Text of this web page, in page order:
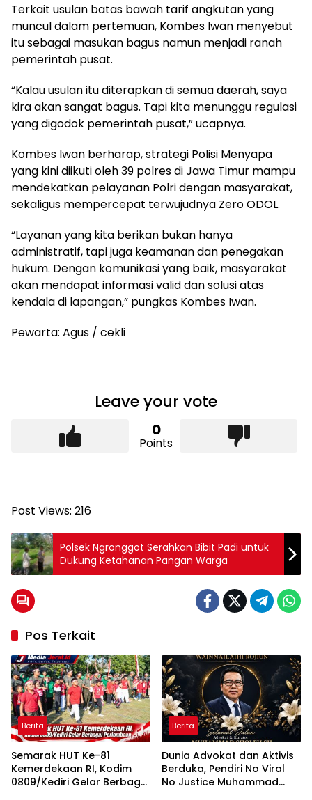
Terkait usulan batas bawah tarif angkutan yang
muncul dalam pertemuan, Kombes Iwan menyebut
itu sebagai masukan bagus namun menjadi ranah
pemerintah pusat.
“Kalau usulan itu diterapkan di semua daerah, saya
kira akan sangat bagus. Tapi kita menunggu regulasi
yang digodok pemerintah pusat,” ucapnya.
Kombes Iwan berharap, strategi Polisi Menyapa
yang kini diikuti oleh 39 polres di Jawa Timur mampu
mendekatkan pelayanan Polri dengan masyarakat,
sekaligus mempercepat terwujudnya Zero ODOL.
“Layanan yang kita berikan bukan hanya
administratif, tapi juga keamanan dan penegakan
hukum. Dengan komunikasi yang baik, masyarakat
akan mendapat informasi valid dan solusi atas
kendala di lapangan,” pungkas Kombes Iwan.
Pewarta: Agus / cekli
Leave your vote
0
Points
Post Views: 216
Polsek Ngronggot Serahkan Bibit Padi untuk
Dukung Ketahanan Pangan Warga
Pos Terkait
Berita
Semarak HUT Ke-81
Kemerdekaan RI, Kodim
0809/Kediri Gelar Berbagai
Berita
Dunia Advokat dan Aktivis
Berduka, Pendiri No Viral
No Justice Muhammad